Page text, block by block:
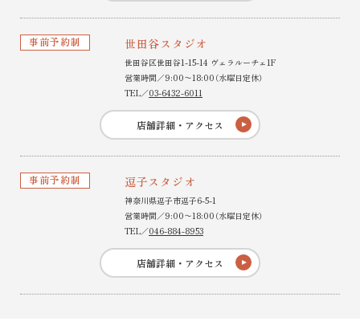
事前予約制 世田谷スタジオ
世田谷区世田谷1-15-14 ヴェラルーチェ1F
営業時間／9:00〜18:00（水曜日定休）
TEL／03-6432-6011
店舗詳細・アクセス
事前予約制 逗子スタジオ
神奈川県逗子市逗子6-5-1
営業時間／9:00〜18:00（水曜日定休）
TEL／046-884-8953
店舗詳細・アクセス